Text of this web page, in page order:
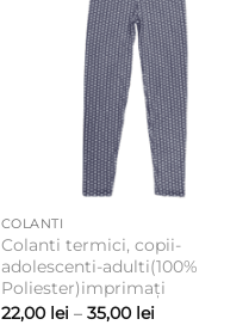
COLANTI
Colanti termici, copii-
adolescenti-adulti(100%
Poliester)imprimați
22,00 lei – 35,00 leiInterval